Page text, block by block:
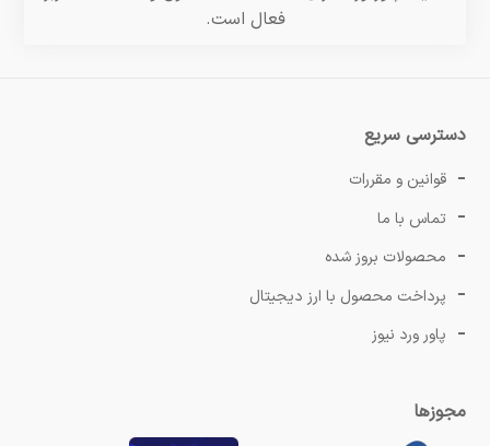
فعال است.
دسترسی سریع
قوانین و مقررات
تماس با ما
محصولات بروز شده
پرداخت محصول با ارز دیجیتال
پاور ورد نیوز
مجوزها